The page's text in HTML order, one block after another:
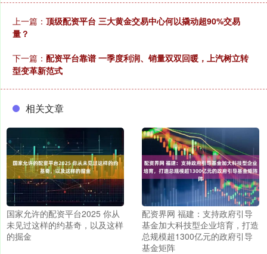
上一篇： 顶级配资平台 三大黄金交易中心何以撬动超90%交易
量？
下一篇： 配资平台靠谱 一季度利润、销量双双回暖，上汽树立转
型变革新范式
相关文章
国家允许的配资平台2025 你从
未见过这样的约基奇，以及这样
的掘金
配资界网 福建：支持政府引导
基金加大科技型企业培育，打造
总规模超1300亿元的政府引导
基金矩阵